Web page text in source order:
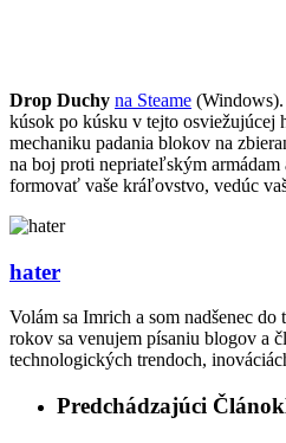
Drop Duchy na Steame (Windows).
kúsok po kúsku v tejto osviežujúcej
mechaniku padania blokov na
na boj proti nepriateľským armádam
formovať vaše kráľovstvo, vedúc
hater
Volám sa Imrich a som nadšenec
rokov sa venujem písaniu blogov a
technologických trendoch,
Predchádzajúci Článok